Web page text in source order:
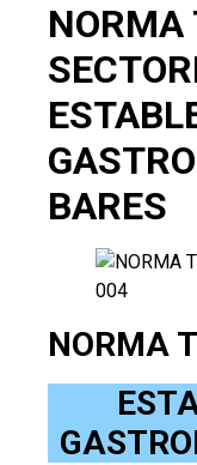
NORMA
BARES
NORMA